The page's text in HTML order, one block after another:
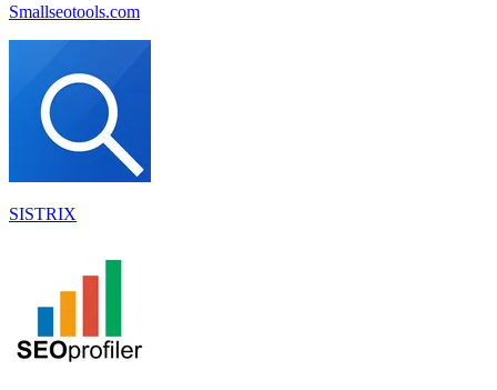
Smallseotools.com
SISTRIX